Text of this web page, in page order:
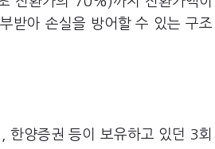
받아 손실을 방어할 수 있는 구조
한양증권 등이 보유하고 있던 3회